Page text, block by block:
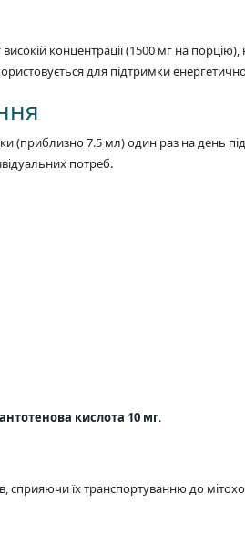
високій концентрації (1500 мг на
для підтримки
7.5 мл) один раз на день
потреб.
кислота 10 мг.
сприяючи їх транспортуванню до